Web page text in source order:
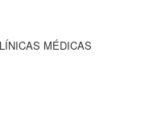
MÉDICAS